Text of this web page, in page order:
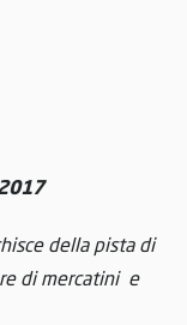
della pista di
di mercatini e